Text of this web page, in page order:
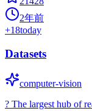
2年前
+18today
Datasets
computer-vision
? The largest hub of